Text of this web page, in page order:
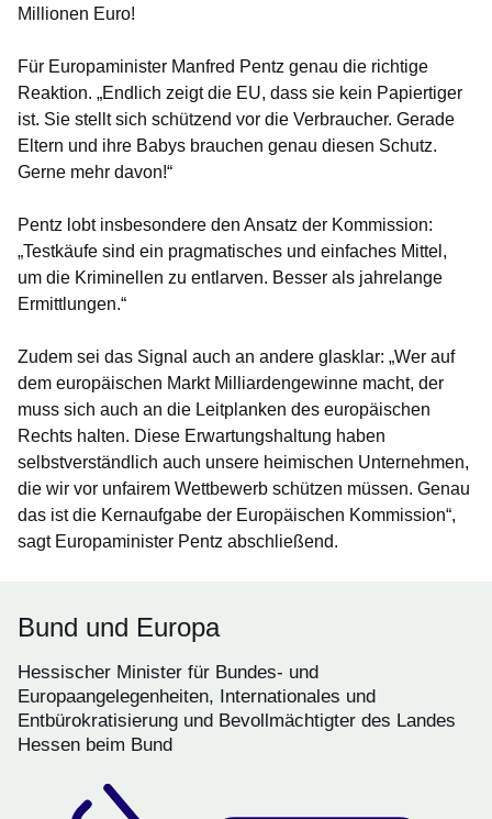
Millionen Euro!
Für Europaminister Manfred Pentz genau die richtige
Reaktion. „Endlich zeigt die EU, dass sie kein Papiertiger
ist. Sie stellt sich schützend vor die Verbraucher. Gerade
Eltern und ihre Babys brauchen genau diesen Schutz.
Gerne mehr davon!“
Pentz lobt insbesondere den Ansatz der Kommission:
„Testkäufe sind ein pragmatisches und einfaches Mittel,
um die Kriminellen zu entlarven. Besser als jahrelange
Ermittlungen.“
Zudem sei das Signal auch an andere glasklar: „Wer auf
dem europäischen Markt Milliardengewinne macht, der
muss sich auch an die Leitplanken des europäischen
Rechts halten. Diese Erwartungshaltung haben
selbstverständlich auch unsere heimischen Unternehmen,
die wir vor unfairem Wettbewerb schützen müssen. Genau
das ist die Kernaufgabe der Europäischen Kommission“,
sagt Europaminister Pentz abschließend.
Bund und Europa
Hessischer Minister für Bundes- und
Europaangelegenheiten, Internationales und
Entbürokratisierung und Bevollmächtigter des Landes
Hessen beim Bund